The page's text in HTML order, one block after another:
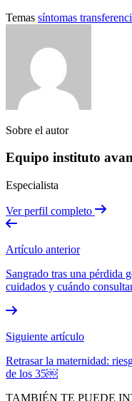
Temas síntomas
Sobre el autor
Equipo instituto
Especialista
Ver perfil completo
Artículo anterior
Sangrado tras una pérdida
cuidados y cuándo
Siguiente artículo
Retrasar la maternidad:
de los 35￼
TAMBIÉN TE PUEDE